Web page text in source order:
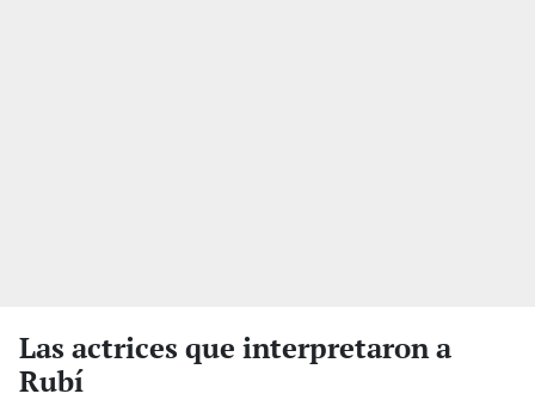
Las actrices que interpretaron a
Rubí